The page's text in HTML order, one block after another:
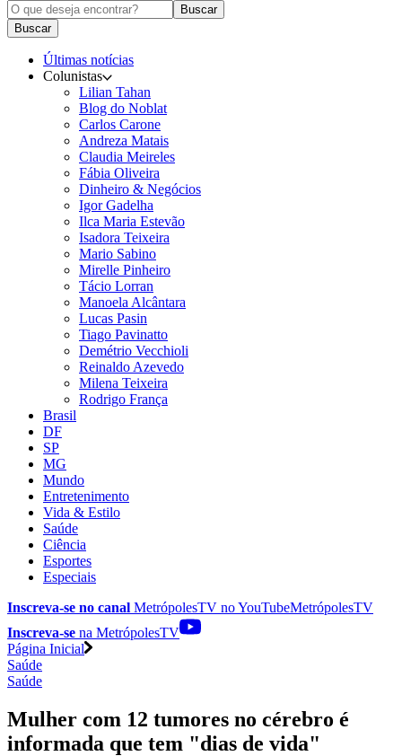
Buscar
Buscar
Últimas notícias
Colunistas
Lilian Tahan
Blog do Noblat
Carlos Carone
Andreza Matais
Claudia Meireles
Fábia Oliveira
Dinheiro & Negócios
Igor Gadelha
Ilca Maria Estevão
Isadora Teixeira
Mario Sabino
Mirelle Pinheiro
Tácio Lorran
Manoela Alcântara
Lucas Pasin
Tiago Pavinatto
Demétrio Vecchioli
Reinaldo Azevedo
Milena Teixeira
Rodrigo França
Brasil
DF
SP
MG
Mundo
Entretenimento
Vida & Estilo
Saúde
Ciência
Esportes
Especiais
Inscreva-se no canal MetrópolesTV noYouTubeMetrópolesTV
Inscreva-se na MetrópolesTV
Página Inicial
Saúde
Saúde
Mulher com 12 tumores no cérebro é
informada que tem "dias de vida"